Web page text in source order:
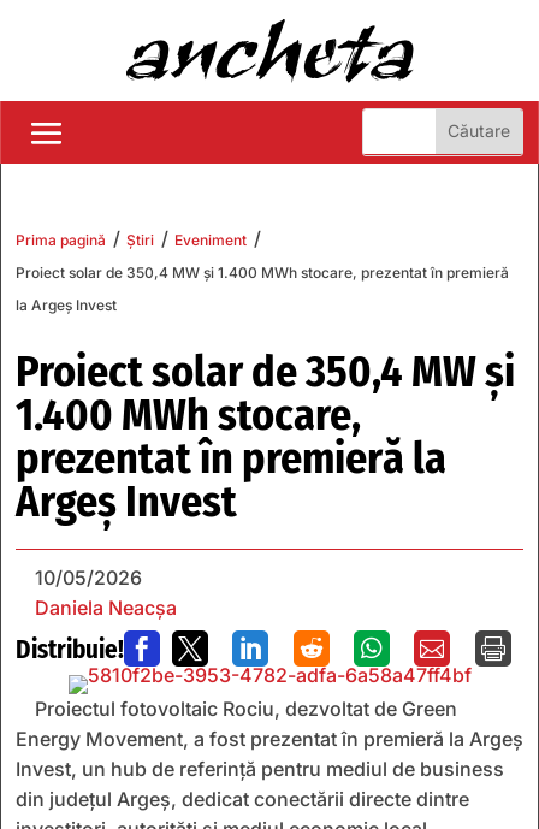
Prima pagină / Știri / Eveniment /
Proiect solar de 350,4 MW și 1.400 MWh stocare, prezentat în premieră
la Argeș Invest
Proiect solar de 350,4 MW și
1.400 MWh stocare,
prezentat în premieră la
Argeș Invest
10/05/2026
Daniela Neacșa
Distribuie!       
Proiectul fotovoltaic Rociu, dezvoltat de Green
Energy Movement, a fost prezentat în premieră la Argeș
Invest, un hub de referință pentru mediul de business
din județul Argeș, dedicat conectării directe dintre